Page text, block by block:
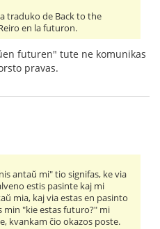
traduko de Back to the
en la futuron.
futuren" tute ne komunikas
pravas.
antaŭ mi" tio signifas, ke via
estis pasinte kaj mi
mia, kaj via estas en pasinto
min "kie estas futuro?" mi
kvankam ĉio okazos poste.